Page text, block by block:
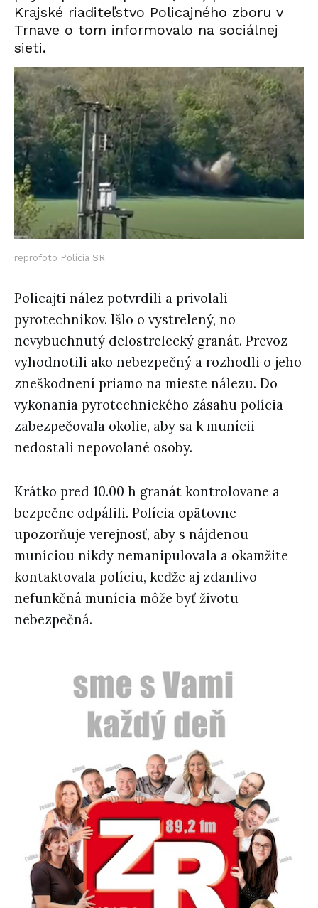
Krajské riaditeľstvo Policajného zboru v
Trnave o tom informovalo na sociálnej
sieti.
reprofoto Polícia SR
Policajti nález potvrdili a privolali
pyrotechnikov. Išlo o vystrelený, no
nevybuchnutý delostrelecký granát. Prevoz
vyhodnotili ako nebezpečný a rozhodli o jeho
zneškodnení priamo na mieste nálezu. Do
vykonania pyrotechnického zásahu polícia
zabezpečovala okolie, aby sa k munícii
nedostali nepovolané osoby.
Krátko pred 10.00 h granát kontrolovane a
bezpečne odpálili. Polícia opätovne
upozorňuje verejnosť, aby s nájdenou
muníciou nikdy nemanipulovala a okamžite
kontaktovala políciu, keďže aj zdanlivo
nefunkčná munícia môže byť životu
nebezpečná.